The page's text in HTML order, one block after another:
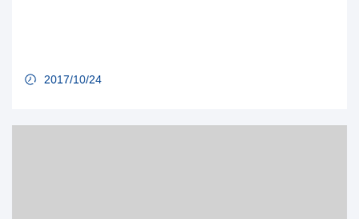
2017/10/24